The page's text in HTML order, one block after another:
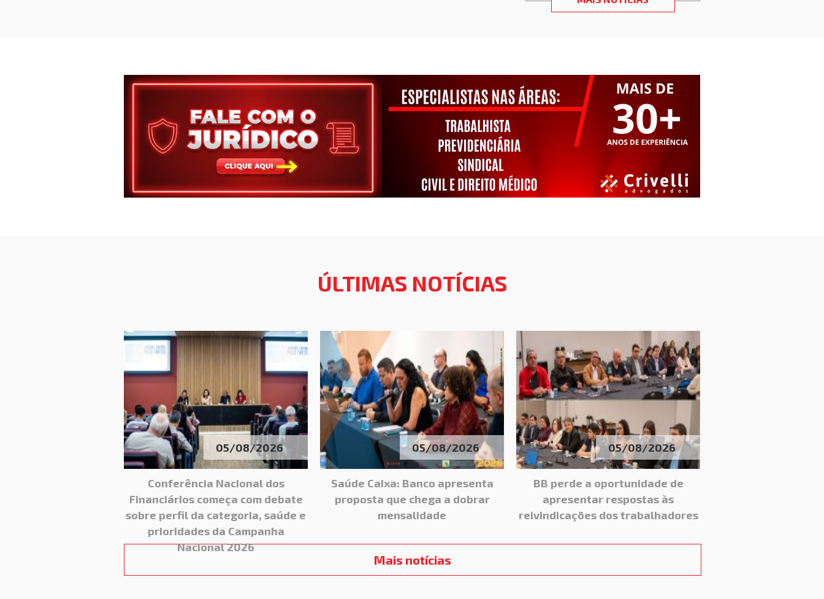
ÚLTIMAS NOTÍCIAS
05/08/2026
Conferência Nacional dos
Financiários começa com debate
sobre perfil da categoria, saúde e
prioridades da Campanha
Nacional 2026
05/08/2026
Saúde Caixa: Banco apresenta
proposta que chega a dobrar
mensalidade
05/08/2026
BB perde a oportunidade de
apresentar respostas às
reivindicações dos trabalhadores
Mais notícias